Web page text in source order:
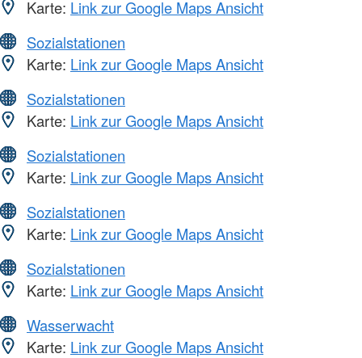
Karte: Link zur Google Maps Ansicht
Sozialstationen
Karte: Link zur Google Maps Ansicht
Sozialstationen
Karte: Link zur Google Maps Ansicht
Sozialstationen
Karte: Link zur Google Maps Ansicht
Sozialstationen
Karte: Link zur Google Maps Ansicht
Sozialstationen
Karte: Link zur Google Maps Ansicht
Wasserwacht
Karte: Link zur Google Maps Ansicht